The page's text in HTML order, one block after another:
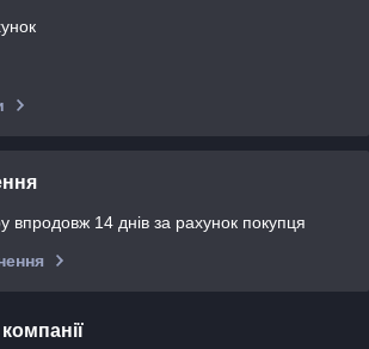
впродовж 14 днів за рахунок покупця